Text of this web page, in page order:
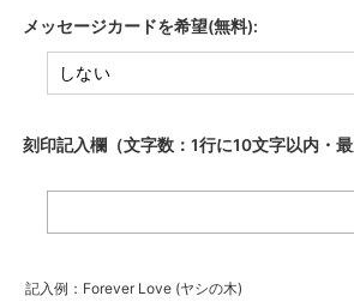
メッセージカードを希望(無料):
刻印記入欄（文字数：1行に10文字以内・最
記入例：Forever Love (ヤシの木)